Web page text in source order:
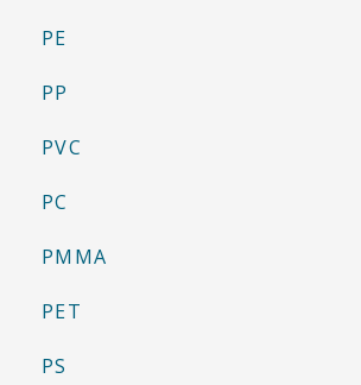
PE
PP
PVC
PC
PMMA
PET
PS